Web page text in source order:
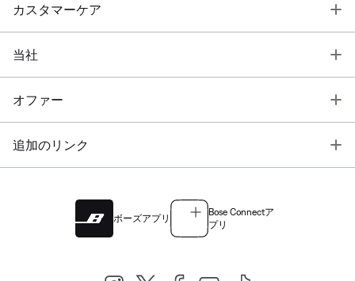
カスタマーケア
当社
オファー
追加のリンク
ボーズアプリ
Bose Connectア
プリ